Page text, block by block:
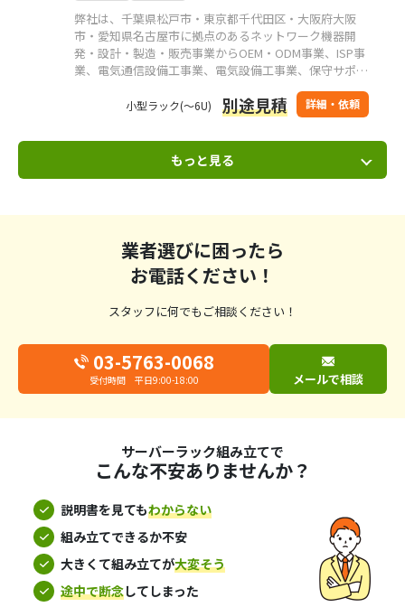
弊社は、千葉県松戸市・東京都千代田区・大阪府大阪
市・愛知県名古屋市に拠点のあるネットワーク機器開
発・設計・製造・販売事業からOEM・ODM事業、ISP事
業、電気通信設備工事業、電気設備工事業、保守サポー
ト事業、人材支援事業までを行うICTトータルソリュー
ション企業です。 関東・関西を中心とし、全国エリア
での施工実績がございます。
小型ラック(～6U) 別途見積 詳細・依頼
もっと見る
業者選びに困ったら
お電話ください！
スタッフに何でもご相談ください！
03-5763-0068
受付時間 平日9:00-18:00 メールで相談
サーバーラック組み立てで
こんな不安ありませんか？
説明書を見てもわからない
組み立てできるか不安
大きくて組み立てが大変そう
途中で断念してしまった